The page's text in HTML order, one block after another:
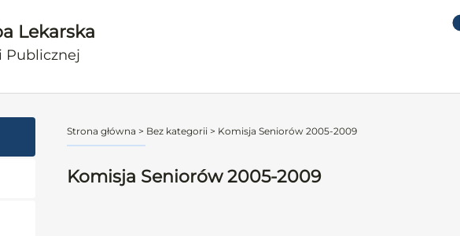
Lekarska
Publicznej
Strona główna > Bez kategorii > Komisja Seniorów 2005-2009
Komisja Seniorów 2005-2009